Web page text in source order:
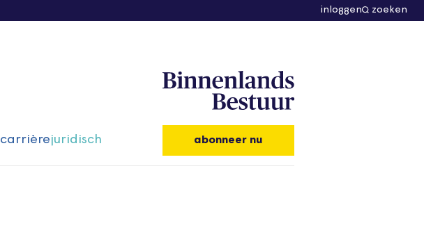
inloggen zoeken
carrièrejuridisch abonneer nu